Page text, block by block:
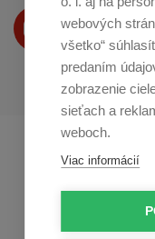
webových
všetko“
predaním
zobrazenie
sieťach a
weboch.
Viac informácií
Produkty
na